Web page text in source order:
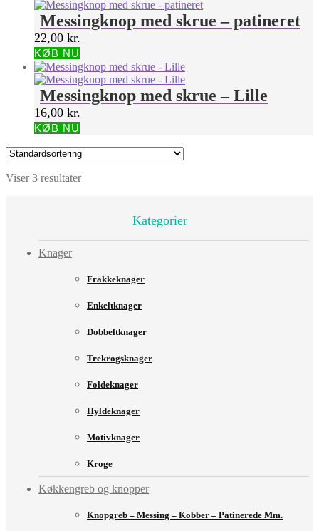
Messingknop med skrue – patineret
22,00 kr.
KØB NU
Messingknop med skrue – Lille
16,00 kr.
KØB NU
Viser 3 resultater
Kategorier
Knager
Frakkeknager
Enkeltknager
Dobbeltknager
Trekrogsknager
Foldeknager
Hyldeknager
Motivknager
Kroge
Køkkengreb og knopper
Knopgreb – Messing – Kobber – Patinerede Mm.